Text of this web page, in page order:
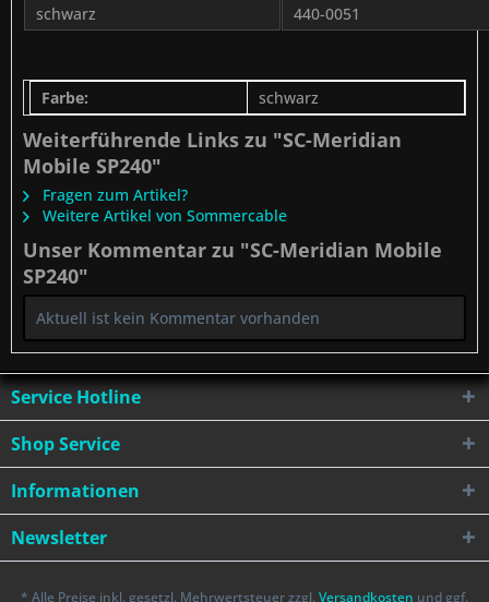
schwarz 440-0051
Farbe: schwarz
Weiterführende Links zu "SC-Meridian
Mobile SP240"
Fragen zum Artikel?
Weitere Artikel von Sommercable
Unser Kommentar zu "SC-Meridian Mobile
SP240"
Aktuell ist kein Kommentar vorhanden
Service Hotline
Shop Service
Informationen
Newsletter
* Alle Preise inkl. gesetzl. Mehrwertsteuer zzgl. Versandkosten und ggf.